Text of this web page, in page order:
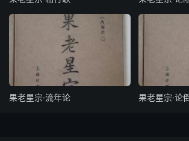
星辰得时最为良，恶曜相逢也
得地不须为弱论，失时何必在
剋命忌囚暗耗刑，更兼破劫刃
果老星宗·流年论 果老星宗·论